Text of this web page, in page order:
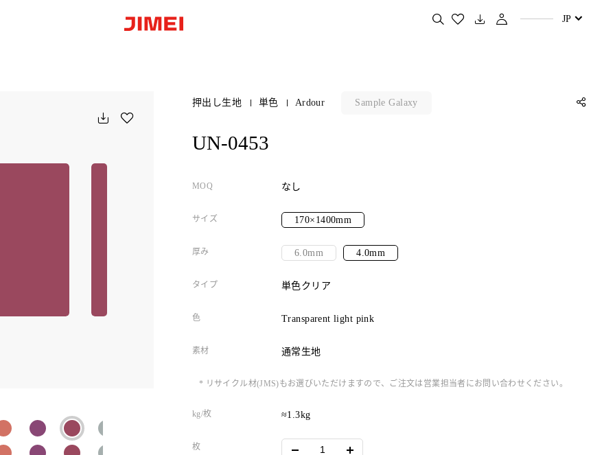
お好きな商品を検索する JP
押出し生地 単色 Ardour Sample Galaxy
UN-0453
MOQ なし
サイズ 170×1400mm
厚み 6.0mm 4.0mm
タイプ 単色クリア
色 Transparent light pink
素材 通常生地
* リサイクル材(JMS)もお選びいただけますので、ご注文は営業担当者にお問い合わせください。
kg/枚 ≈1.3kg
枚